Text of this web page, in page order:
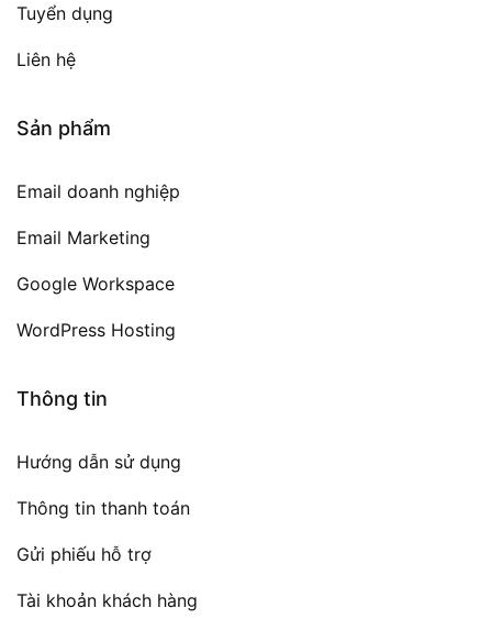
Tuyển dụng
Liên hệ
Sản phẩm
Email doanh nghiệp
Email Marketing
Google Workspace
WordPress Hosting
Thông tin
Hướng dẫn sử dụng
Thông tin thanh toán
Gửi phiếu hỗ trợ
Tài khoản khách hàng